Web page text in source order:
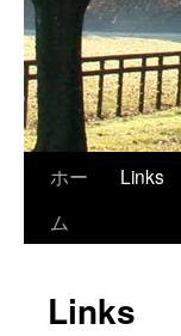
ホー
ム
Links
Links